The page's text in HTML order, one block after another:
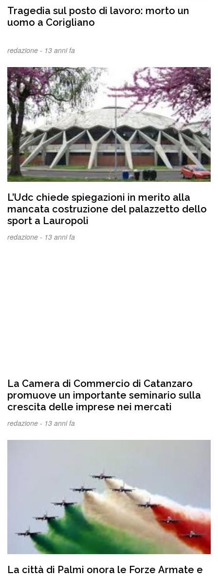
Tragedia sul posto di lavoro: morto un
uomo a Corigliano
redazione - 13 anni fa
L’Udc chiede spiegazioni in merito alla
mancata costruzione del palazzetto dello
sport a Lauropoli
redazione - 13 anni fa
La Camera di Commercio di Catanzaro
promuove un importante seminario sulla
crescita delle imprese nei mercati
redazione - 13 anni fa
La città di Palmi onora le Forze Armate e